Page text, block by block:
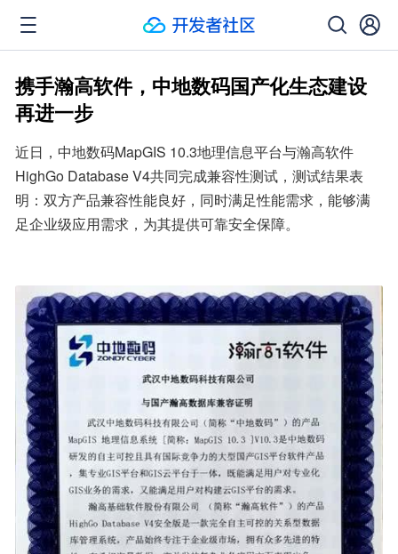
携手瀚高软件，中地数码国产化生态建设
再进一步
近日，中地数码MapGIS 10.3地理信息平台与瀚高软件
HighGo Database V4共同完成兼容性测试，测试结果表
明：双方产品兼容性能良好，同时满足性能需求，能够满
足企业级应用需求，为其提供可靠安全保障。